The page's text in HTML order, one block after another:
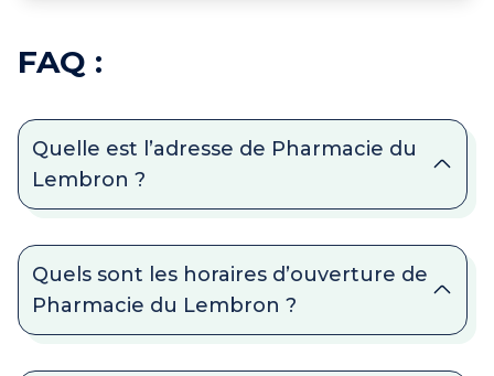
FAQ :
Quelle est l’adresse de Pharmacie du
Lembron ?
Quels sont les horaires d’ouverture de
Pharmacie du Lembron ?